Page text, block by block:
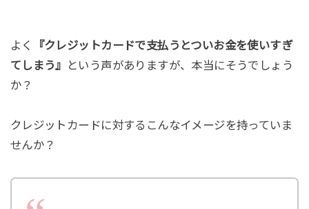
よく
『クレジットカードで支払うとついお金を使いすぎ
てしまう』
という声がありますが、本当にそうでしょう
か？
クレジットカードに対するこんなイメージを持っていま
せんか？